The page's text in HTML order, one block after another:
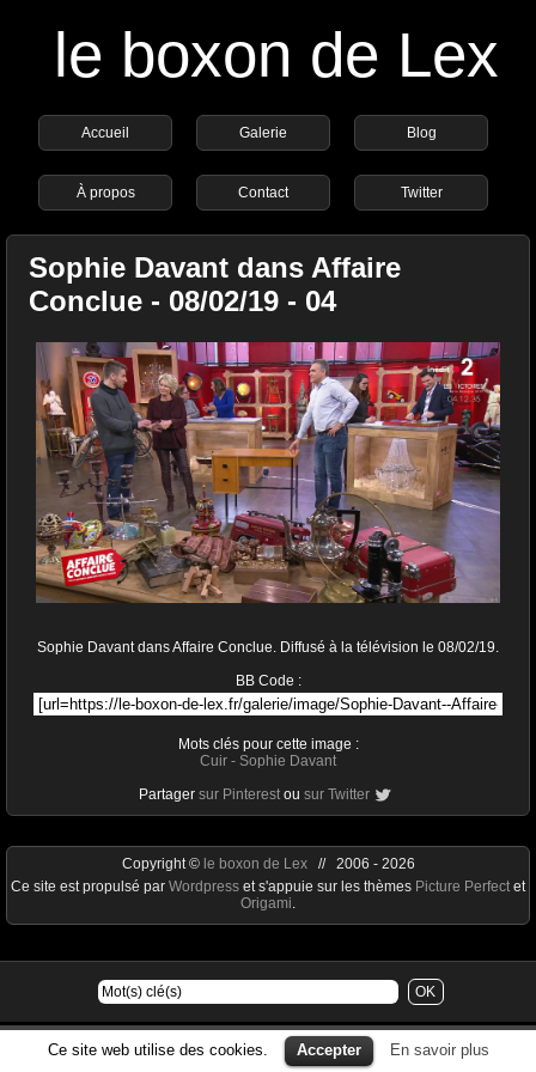
le boxon de Lex
Accueil Galerie Blog
À propos Contact Twitter
Sophie Davant dans Affaire
Conclue - 08/02/19 - 04
Sophie Davant dans Affaire Conclue. Diffusé à la télévision le 08/02/19.
BB Code :
Mots clés pour cette image :
Cuir - Sophie Davant
Partager sur Pinterest ou sur Twitter
Ce site web utilise des cookies. Accepter En savoir plus
Copyright © le boxon de Lex// 2006 - 2026
Ce site est propulsé par Wordpress et s'appuie sur les thèmes Picture Perfect et
Origami.